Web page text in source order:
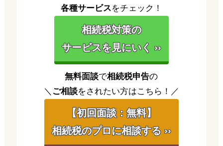
各種サービスをチェック！
相続税対策の
サービスを見にいく ››
無料面談で相続税申告の
＼ ご相談をされたい方はこちら！／
【初回面談：無料】
相続税のプロに相談する ››